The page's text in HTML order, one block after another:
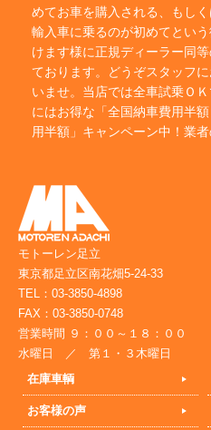
めてお車を購入される、もし
輸入車に乗るのが初めてとい
けます様に正規ディーラー同
ております。どうぞスタッフ
いませ。当店では全車試乗Ｏ
にはお得な「全国納車費用半
用半額」キャンペーン中！業
モトーレン足立
東京都足立区南花畑5-24-33
TEL：03-3850-4898
FAX：03-3850-0748
営業時間 ９：００～１８：００
水曜日 ／ 第１・３木曜日
在庫車輌
お客様の声